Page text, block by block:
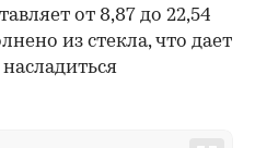
от 8,87 до 22,54
из стекла, что дает